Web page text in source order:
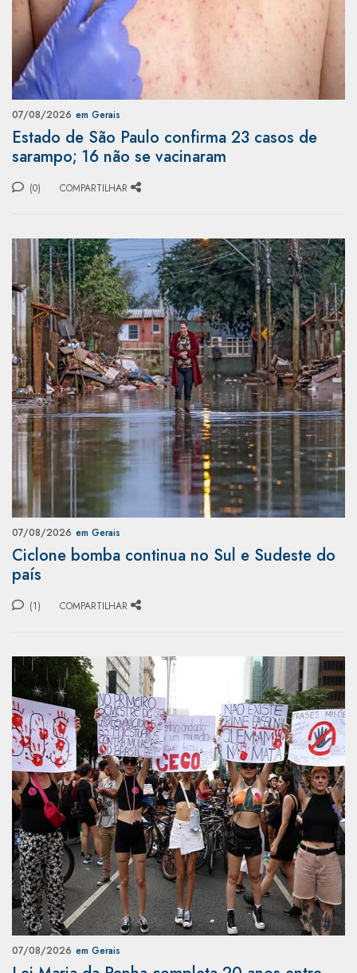
07/08/2026 em Gerais
Estado de São Paulo confirma 23 casos de
sarampo; 16 não se vacinaram
(0) COMPARTILHAR
07/08/2026 em Gerais
Ciclone bomba continua no Sul e Sudeste do
país
(1) COMPARTILHAR
07/08/2026 em Gerais